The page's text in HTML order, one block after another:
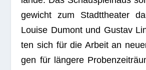
ge­wicht zum Stadt­thea­ter
Louise Dumont und Gus­tav
ten sich für die Arbeit an
gen für län­gere